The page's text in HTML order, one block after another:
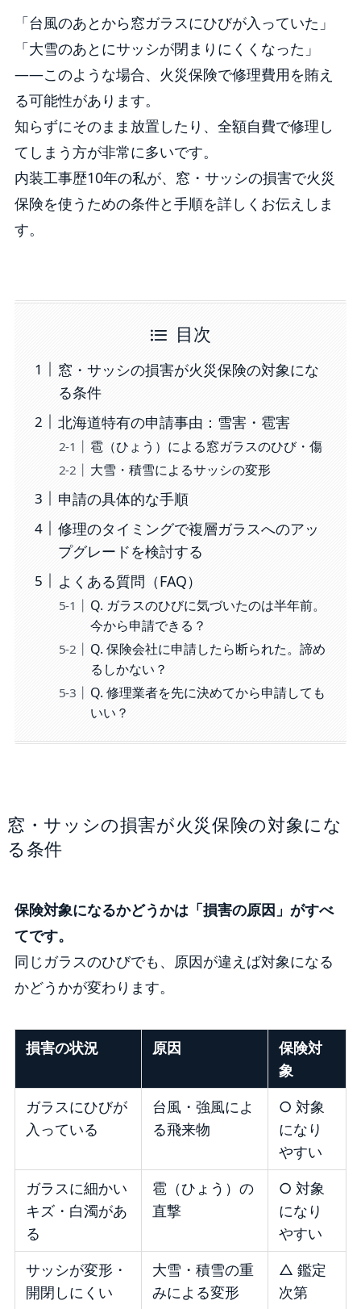
「台風のあとから窓ガラスにひびが入っていた」
「大雪のあとにサッシが閉まりにくくなった」
——このような場合、火災保険で修理費用を賄え
る可能性があります。
知らずにそのまま放置したり、全額自費で修理し
てしまう方が非常に多いです。
内装工事歴10年の私が、窓・サッシの損害で火災
保険を使うための条件と手順を詳しくお伝えしま
す。
目次
窓・サッシの損害が火災保険の対象にな
る条件
北海道特有の申請事由：雪害・雹害
雹（ひょう）による窓ガラスのひび・傷
大雪・積雪によるサッシの変形
申請の具体的な手順
修理のタイミングで複層ガラスへのアッ
プグレードを検討する
よくある質問（FAQ）
Q. ガラスのひびに気づいたのは半年前。
今から申請できる？
Q. 保険会社に申請したら断られた。諦め
るしかない？
Q. 修理業者を先に決めてから申請しても
いい？
窓・サッシの損害が火災保険の対象にな
る条件
保険対象になるかどうかは「損害の原因」がすべ
てです。
同じガラスのひびでも、原因が違えば対象になる
かどうかが変わります。
損害の状況 原因
保険対
象
ガラスにひびが
入っている
台風・強風によ
る飛来物
○ 対象
になり
やすい
ガラスに細かい
キズ・白濁があ
る
雹（ひょう）の
直撃
○ 対象
になり
やすい
サッシが変形・
開閉しにくい
大雪・積雪の重
みによる変形
△ 鑑定
次第